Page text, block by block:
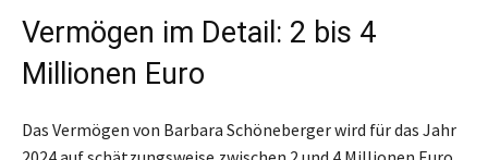
Vermögen im Detail: 2 bis 4
Millionen Euro
Das Vermögen von Barbara Schöneberger wird für das Jahr